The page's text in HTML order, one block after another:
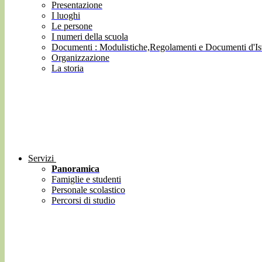
Presentazione
I luoghi
Le persone
I numeri della scuola
Documenti : Modulistiche,Regolamenti e Documenti
Organizzazione
La storia
Servizi
Panoramica
Famiglie e studenti
Personale scolastico
Percorsi di studio